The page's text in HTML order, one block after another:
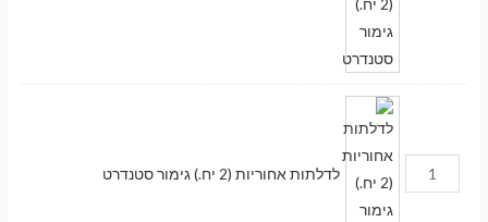
לדלתות אחוריות (2 יח.) גימור סטנדרט